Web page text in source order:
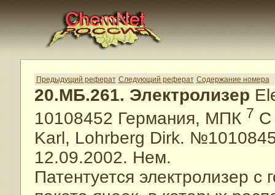
Предыдущий реферат Следующий реферат Содержание номера
20.МБ.261. Электролизер
10108452 Германия, МПК 7
Karl, Lohrberg Dirk.
12.09.2002. Нем.
Патентуется электролизер